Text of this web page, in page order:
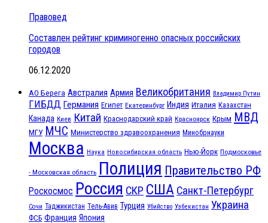
Правовед
Составлен рейтинг криминогенно опасных российских
городов
06.12.2020
АО Берега Австралия Армия Великобритания Владимир Путин
ГИБДД Германия Египет Екатеринбург Индия Италия Казахстан
Канада Киев Китай Краснодарский край Красноярск Крым МВД
МГУ МЧС Министерство здравоохранения Минобрнауки
Москва Наука Новосибирская область Нью-Йорк Подмосковье
- Московская область Полиция Правительство РФ
Роскосмос Россия СКР США Санкт-Петербург
Сочи Таджикистан Тель-Авив Турция Убийство Узбекистан Украина
ФСБ Франция Япония